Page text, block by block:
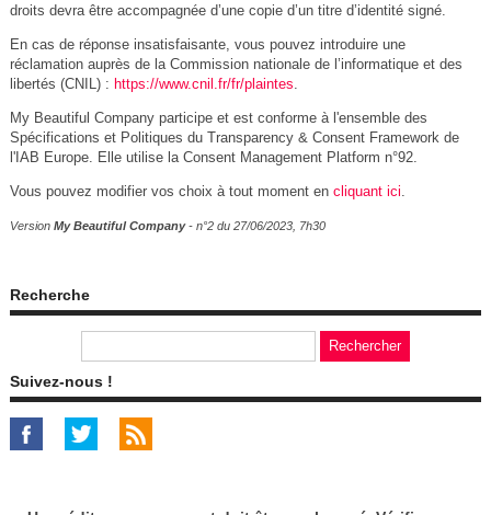
droits devra être accompagnée d’une copie d’un titre d’identité signé.
En cas de réponse insatisfaisante, vous pouvez introduire une
réclamation auprès de la Commission nationale de l’informatique et des
libertés (CNIL) : https://www.cnil.fr/fr/plaintes
My Beautiful Company participe et est conforme à l'ensemble des
Spécifications et Politiques du Transparency & Consent Framework de
l'IAB Europe. Elle utilise la Consent Management Platform n°92.
Vous pouvez modifier vos choix à tout moment en cliquant ici
Version My Beautiful Company- n°2 du 27/06/2023, 7h30
Recherche
Suivez-nous !